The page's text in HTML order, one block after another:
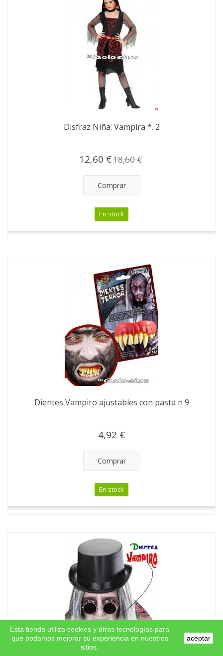
Disfraz Niña: Vampira *. 2
12,60 €18,60 €
Comprar
En stock
Dientes Vampiro ajustables con pasta n 9
4,92 €
Comprar
En stock
Esta tienda utiliza cookies y otras tecnologías para
que podamos mejorar su experiencia en nuestros
sitios.
aceptar